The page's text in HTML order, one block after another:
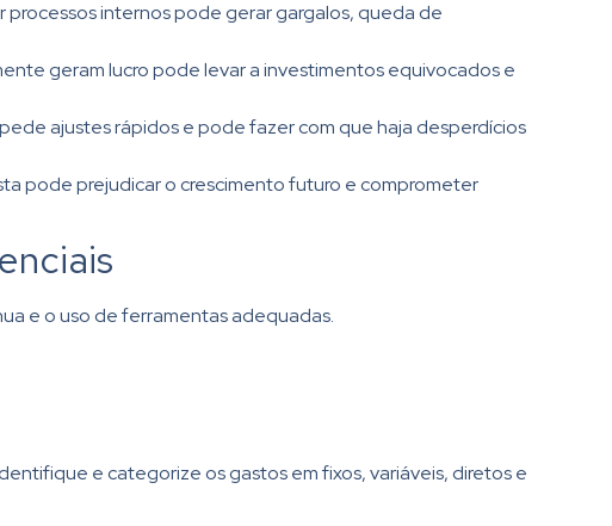
processos internos pode gerar gargalos, queda de
geram lucro pode levar a investimentos equivocados e
ajustes rápidos e pode fazer com que haja desperdícios
pode prejudicar o crescimento futuro e comprometer
e o uso de ferramentas adequadas.
e categorize os gastos em fixos, variáveis, diretos e